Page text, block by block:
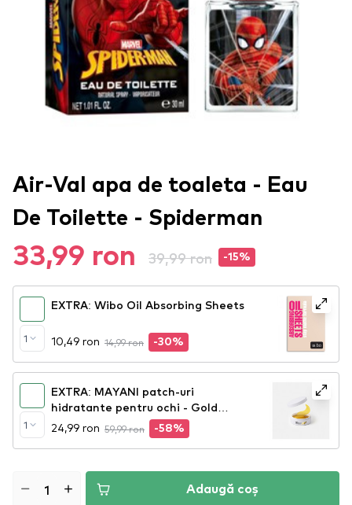
Air-Val apa de toaleta - Eau
De Toilette - Spiderman
33,99 ron 39,99 ron -15%
1
EXTRA: Wibo Oil Absorbing Sheets
10,49 ron 14,99 ron -30%
1
EXTRA: MAYANI patch-uri
hidratante pentru ochi - Gold
Hydrating Eye Patches
24,99 ron 59,99 ron -58%
Adaugă coș